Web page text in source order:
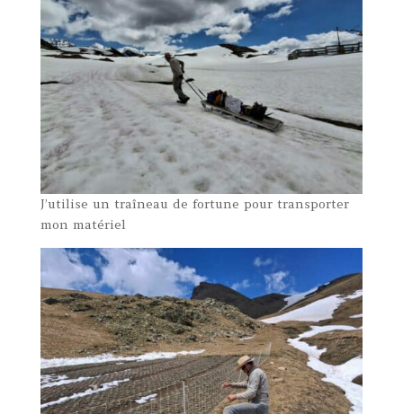
J’utilise un traîneau de fortune pour transporter
mon matériel